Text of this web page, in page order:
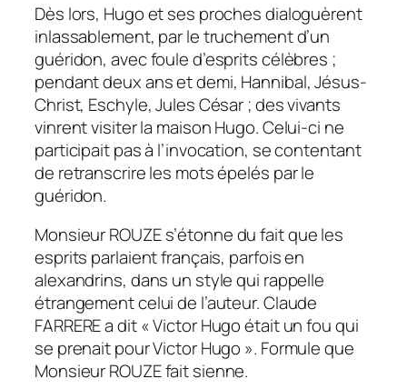
Dès lors, Hugo et ses proches dialoguèrent
inlassablement, par le truchement d’un
guéridon, avec foule d’esprits célèbres ;
pendant deux ans et demi, Hannibal, Jésus-
Christ, Eschyle, Jules César ; des vivants
vinrent visiter la maison Hugo. Celui-ci ne
participait pas à l’invocation, se contentant
de retranscrire les mots épelés par le
guéridon.
Monsieur ROUZE s’étonne du fait que les
esprits parlaient français, parfois en
alexandrins, dans un style qui rappelle
étrangement celui de l’auteur. Claude
FARRERE a dit « Victor Hugo était un fou qui
se prenait pour Victor Hugo ». Formule que
Monsieur ROUZE fait sienne.